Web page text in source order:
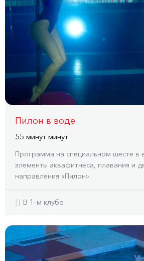
Пилон в воде
55 минут минут
Программа на специальном шесте в
элементы аквафитнеса, плавания и
направления «Пилон».
В 1-м клубе